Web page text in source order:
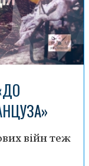
війн теж